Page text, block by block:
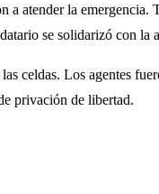
atender la
se solidarizó con la
celdas. Los agentes
privación de libertad.